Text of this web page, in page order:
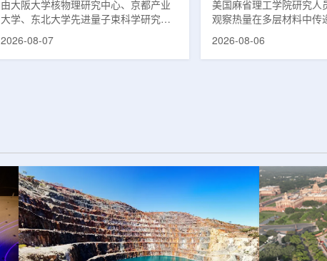
由大阪大学核物理研究中心、京都产业
大学、东北大学先进量子束科学研究中
心、高丽大学、岐阜大学、中国近代物
射设施SP...
2026-08-07
构热传递
美国麻省理工学院研究人
观察热量在多层材料中传
可用于精确测量计算机芯
2026-08-06